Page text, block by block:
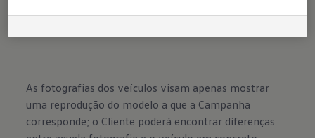
As fotografias dos veículos visam apenas mostrar
uma reprodução do modelo a que a Campanha
corresponde; o Cliente poderá encontrar diferenças